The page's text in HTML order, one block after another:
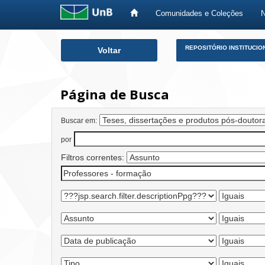
Comunidades e Coleções
Voltar REPOSITÓRIO
Página de Busca
Buscar em:
por
Filtros correntes: